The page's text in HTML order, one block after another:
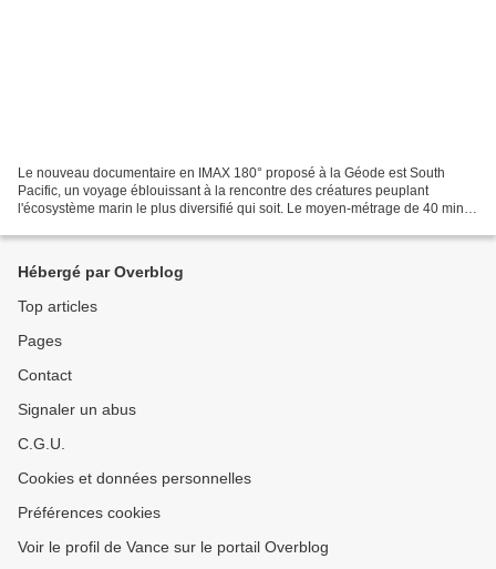
Le nouveau documentaire en IMAX 180° proposé à la Géode est South
Pacific, un voyage éblouissant à la rencontre des créatures peuplant
l'écosystème marin le plus diversifié qui soit. Le moyen-métrage de 40 min
Hébergé par Overblog
Top articles
Pages
Contact
Signaler un abus
C.G.U.
Cookies et données personnelles
Préférences cookies
Voir le profil de Vance sur le portail Overblog